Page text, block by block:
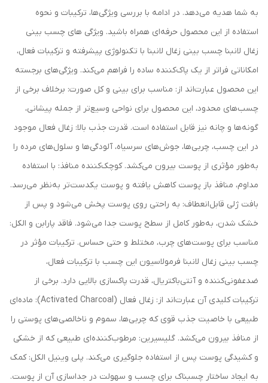
به شما هدیه می‌دهد. در ادامه با بررسی ویژگی‌ها، ترکیبات و نحوه
استفاده از این محصول حرفه‌ای همراه باشید. ویژگی‌ های چسب بینی
زغال لانبنا چسب بینی زغال لانبنا با تکنولوژی پیشرفته و ترکیبات فعال،
امکاناتی فراتر از یک پاک‌کننده ساده را فراهم می‌کند. ویژگی‌های برجسته
این محصول عبارت‌اند از: مناسب برای بینی و کل صورت: برخلاف برخی از
چسب‌های محدود، این محصول برای نواحی وسیع‌تر از جمله پیشانی،
گونه‌ها و چانه نیز قابل استفاده است. قدرت جذب بالا: زغال فعال موجود
در این چسب، چربی‌ها، جوش‌های سرسیاه، آلودگی‌ها و سلول‌های مرده را
به‌طور مؤثری از پوست بیرون می‌کشد. کوچک‌کننده منافذ: با استفاده
مداوم، منافذ باز پوست کاهش یافته و پوست یکدست‌تر به‌نظر می‌رسد.
بافت ژلی قابل‌انعطاف: به راحتی روی پوست پخش می‌شود و پس از
خشک شدن، به‌طور کامل از سطح پوست جدا می‌شود. فاقد پارابن و الکل:
مناسب برای پوست‌های چرب، مختلط و حتی حساس. ترکیبات مؤثر در
چسب بینی زغال لانبنا فرمولاسیون این چسب با ترکیبات فعال،
ضدعفونی‌کننده و آنتی‌باکتریال، قدرت پاکسازی بالایی دارد. برخی از
ترکیبات کلیدی آن عبارت‌اند از: زغال فعال (Activated Charcoal): ماده‌ای
طبیعی با خاصیت جذب قوی که چربی‌ها، سموم و ناخالصی‌های پوستی را
از منافذ بیرون می‌کشد. گلیسیرین: مرطوب‌کننده‌ای طبیعی که از خشکی
و کشیدگی پوست پس از استفاده جلوگیری می‌کند. پلی وینیل الکل: کمک
به ایجاد ساختار چسبناک برای چسب و سهولت در جداسازی آن از پوست.